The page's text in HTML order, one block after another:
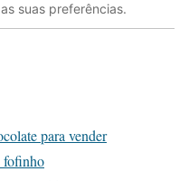
suas preferências.
para vender
fofinho